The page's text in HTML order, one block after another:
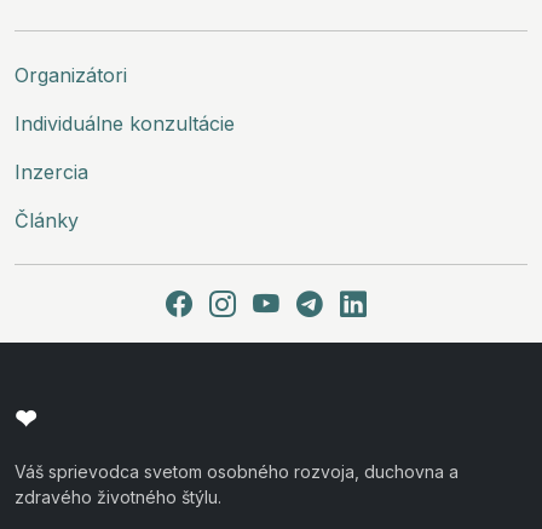
Organizátori
Individuálne konzultácie
Inzercia
Články
❤
Váš sprievodca svetom osobného rozvoja, duchovna a
zdravého životného štýlu.